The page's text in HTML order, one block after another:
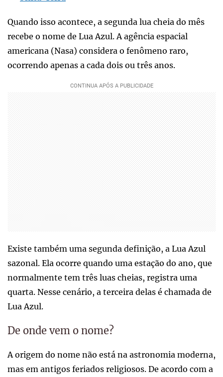
Quando isso acontece, a segunda lua cheia do mês
recebe o nome de Lua Azul. A agência espacial
americana (Nasa) considera o fenômeno raro,
ocorrendo apenas a cada dois ou três anos.
Existe também uma segunda definição, a Lua Azul
sazonal. Ela ocorre quando uma estação do ano, que
normalmente tem três luas cheias, registra uma
quarta. Nesse cenário, a terceira delas é chamada de
Lua Azul.
De onde vem o nome?
A origem do nome não está na astronomia moderna,
mas em antigos feriados religiosos. De acordo com a